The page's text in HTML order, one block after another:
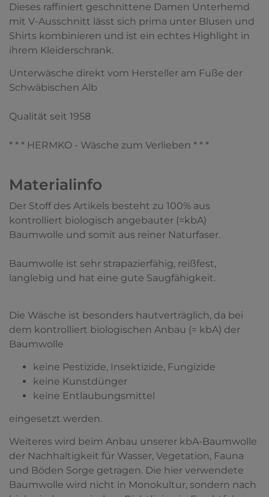
Dieses raffiniert geschnittene Damen Unterhemd
mit V-Ausschnitt lässt sich prima unter Blusen und
Shirts kombinieren und ist ein echtes Highlight in
ihrem Kleiderschrank.
Unterwäsche direkt vom Hersteller am Fuße der
Schwäbischen Alb
Qualität seit 1958
* * * HERMKO - Wäsche zum Verlieben * * *
Materialinfo
Der Stoff des Artikels besteht zu 100% aus
kontrolliert biologisch angebauter (=kbA)
Baumwolle und somit aus reiner Naturfaser.
Baumwolle ist sehr strapazierfähig, reißfest,
langlebig und hat eine gute Saugfähigkeit.
Die Wäsche ist besonders hautverträglich, da bei
dem kontrolliert biologischen Anbau (= kbA) der
Baumwolle
keine Pestizide, Insektizide, Fungizide
keine Kunstdünger
keine Entlaubungsmittel
eingesetzt werden.
Weiteres wird beim Anbau unserer kbA-Baumwolle
der Nachhaltigkeit für Wasser, Vegetation, Fauna
und Böden Sorge getragen. Die hier verwendete
Baumwolle wird nicht in Monokultur, sondern nach